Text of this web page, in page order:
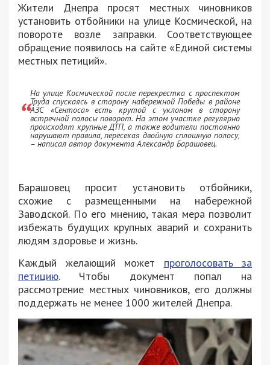
Жители Днепра просят местных чиновников
установить отбойники на улице Космической, на
повороте возле заправки. Соответствующее
обращение появилось на сайте «Единой системы
местных петиций».
На улице Космической после перекрестка с проспектом
Труда спускаясь в сторону набережной Победы в районе
АЗС «Сентоса» есть крутой с уклоном в сторону
встречной полосы поворот. На этом участке регулярно
происходят крупные ДТП, а также водители постоянно
нарушают правила, пересекая двойную сплошную полосу,
– написал автор документа Александр Барашовец.
Барашовец просит установить отбойники,
схожие с размещенными на набережной
Заводской. По его мнению, такая мера позволит
избежать будущих крупных аварий и сохранить
людям здоровье и жизнь.
Каждый желающий может проголосовать за
петицию. Чтобы документ попал на
рассмотрение местных чиновников, его должны
поддержать не менее 1000 жителей Днепра.